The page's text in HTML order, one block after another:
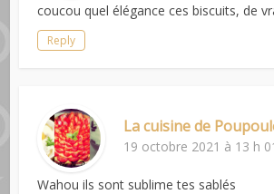
coucou quel élégance ces biscuits, de
Reply
La cuisine de
19 octobre 2021 à 13 h
Wahou ils sont sublime tes sablés